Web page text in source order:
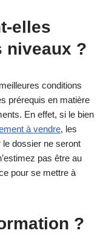
elles
niveaux ?
conditions
prérequis en matière
En effet, si le bien
à vendre, les
dossier ne seront
pas être au
pour se mettre à
?